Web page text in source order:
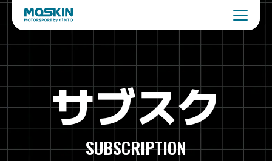
サブスク
SUBSCRIPTION